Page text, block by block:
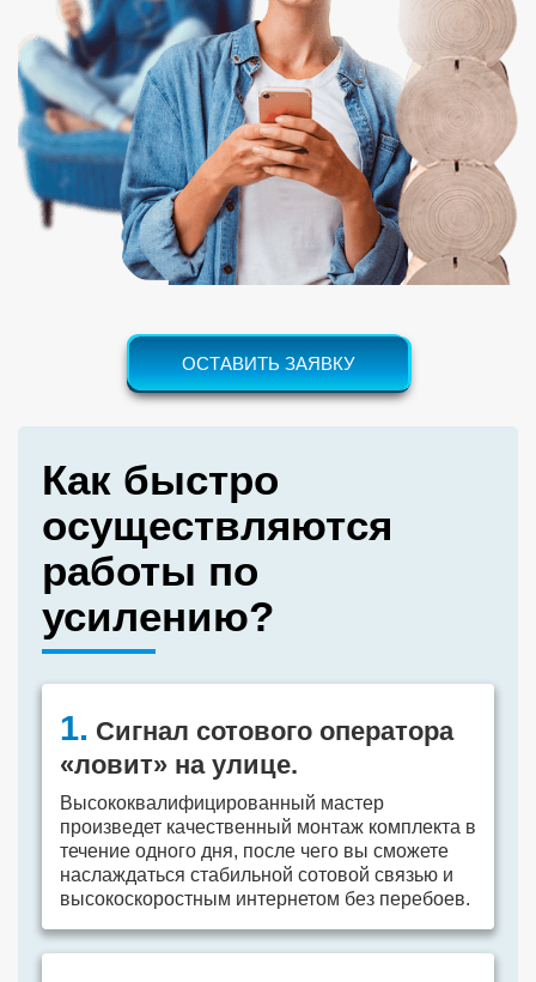
ОСТАВИТЬ ЗАЯВКУ
Как быстро
осуществляются
работы по
усилению?
1. Сигнал сотового оператора
«ловит» на улице.
Высококвалифицированный мастер
произведет качественный монтаж комплекта в
течение одного дня, после чего вы сможете
наслаждаться стабильной сотовой связью и
высокоскоростным интернетом без перебоев.